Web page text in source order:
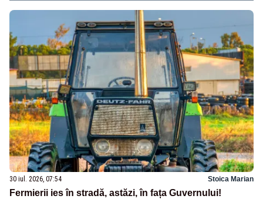
30 iul. 2026, 07:54 Stoica Marian
Fermierii ies în stradă, astăzi, în fața Guvernului!